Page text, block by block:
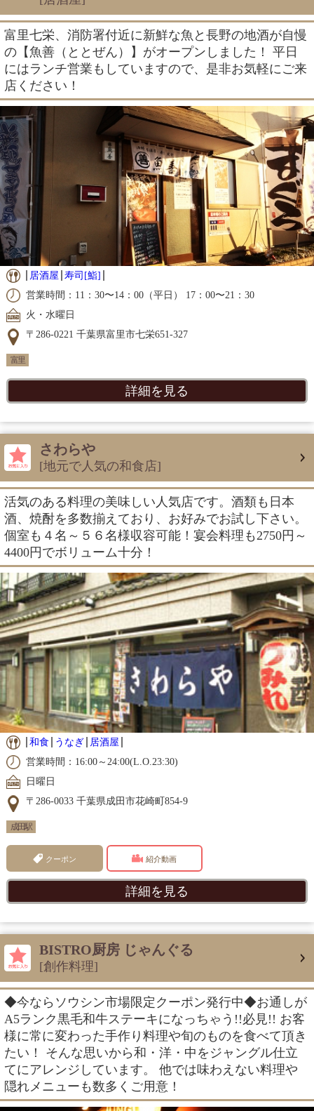
富里七栄、消防署付近に新鮮な魚と長野の地酒が自慢
の【魚善（ととぜん）】がオープンしました！ 平日
にはランチ営業もしていますので、是非お気軽にご来
店ください！
居酒屋 寿司[鮨]
営業時間：11：30〜14：00（平日） 17：00〜21：30
火・水曜日
〒286-0221 千葉県富里市七栄651-327
富里
詳細を見る
さわらや
[地元で人気の和食店]
活気のある料理の美味しい人気店です。酒類も日本
酒、焼酎を多数揃えており、お好みでお試し下さい。
個室も４名～５６名様収容可能！宴会料理も2750円～
4400円でボリューム十分！
和食 うなぎ
居酒屋
営業時間：16:00～24:00(L.O.23:30)
日曜日
〒286-0033 千葉県成田市花崎町854-9
成田駅
クーポン 紹介動画
詳細を見る
BISTRO厨房 じゃんぐる
[創作料理]
◆今ならソウシン市場限定クーポン発行中◆お通しが
A5ランク黒毛和牛ステーキになっちゃう!!必見!! お客
様に常に変わった手作り料理や旬のものを食べて頂き
たい！ そんな思いから和・洋・中をジャングル仕立
てにアレンジしています。 他では味わえない料理や
隠れメニューも数多くご用意！